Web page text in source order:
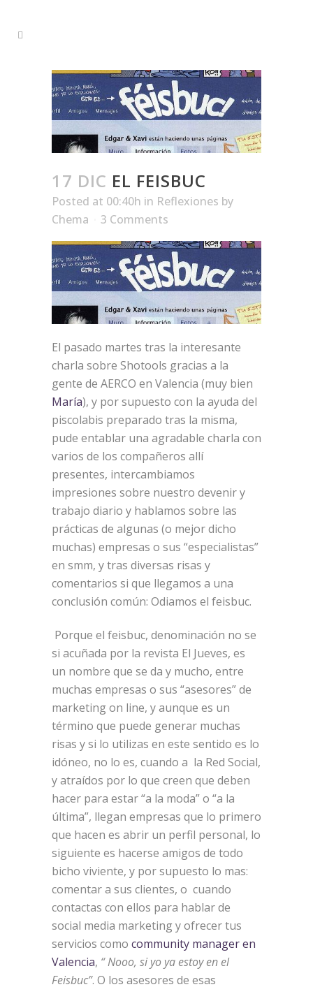
17 DIC EL FEISBUC
Posted at 00:40h in Reflexiones by
Chema
3 Comments
El pasado martes tras la interesante
charla sobre Shotools gracias a la
gente de AERCO en Valencia (muy bien
María), y por supuesto con la ayuda del
piscolabis preparado tras la misma,
pude entablar una agradable charla con
varios de los compañeros allí
presentes, intercambiamos
impresiones sobre nuestro devenir y
trabajo diario y hablamos sobre las
prácticas de algunas (o mejor dicho
muchas) empresas o sus “especialistas”
en smm, y tras diversas risas y
comentarios si que llegamos a una
conclusión común: Odiamos el feisbuc.
Porque el feisbuc, denominación no se
si acuñada por la revista El Jueves, es
un nombre que se da y mucho, entre
muchas empresas o sus “asesores” de
marketing on line, y aunque es un
término que puede generar muchas
risas y si lo utilizas en este sentido es lo
idóneo, no lo es, cuando a la Red Social,
y atraídos por lo que creen que deben
hacer para estar “a la moda” o “a la
última”, llegan empresas que lo primero
que hacen es abrir un perfil personal, lo
siguiente es hacerse amigos de todo
bicho viviente, y por supuesto lo mas:
comentar a sus clientes, o cuando
contactas con ellos para hablar de
social media marketing y ofrecer tus
servicios como community manager en
Valencia, “ Nooo, si yo ya estoy en el
Feisbuc”. O los asesores de esas